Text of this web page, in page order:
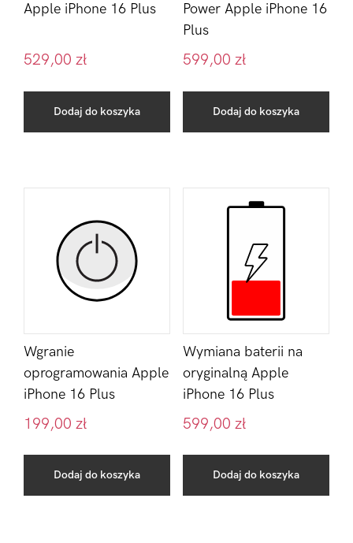
Apple iPhone 16 Plus
529,00 zł
Dodaj do koszyka
Power Apple iPhone 16
Plus
599,00 zł
Dodaj do koszyka
Wgranie
oprogramowania Apple
iPhone 16 Plus
199,00 zł
Dodaj do koszyka
Wymiana baterii na
oryginalną Apple
iPhone 16 Plus
599,00 zł
Dodaj do koszyka